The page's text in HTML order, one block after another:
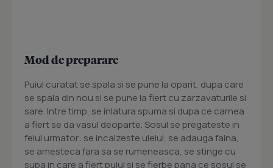
Mod de preparare
Puiul curatat se spala si se pune la oparit, dupa care
se spala din nou si se pune la fiert cu zarzavaturile si
sare. Intre timp, se inlatura spuma si dupa ce carnea
a fiert se da vasul deoparte. Sosul se pregateste in
felul urmator: se incalzeste uleiul, se adauga faina,
se amesteca fara sa se rumeneasca, se stinge cu
supa in care a fiert puiul si se fierbe pana ce sosul se